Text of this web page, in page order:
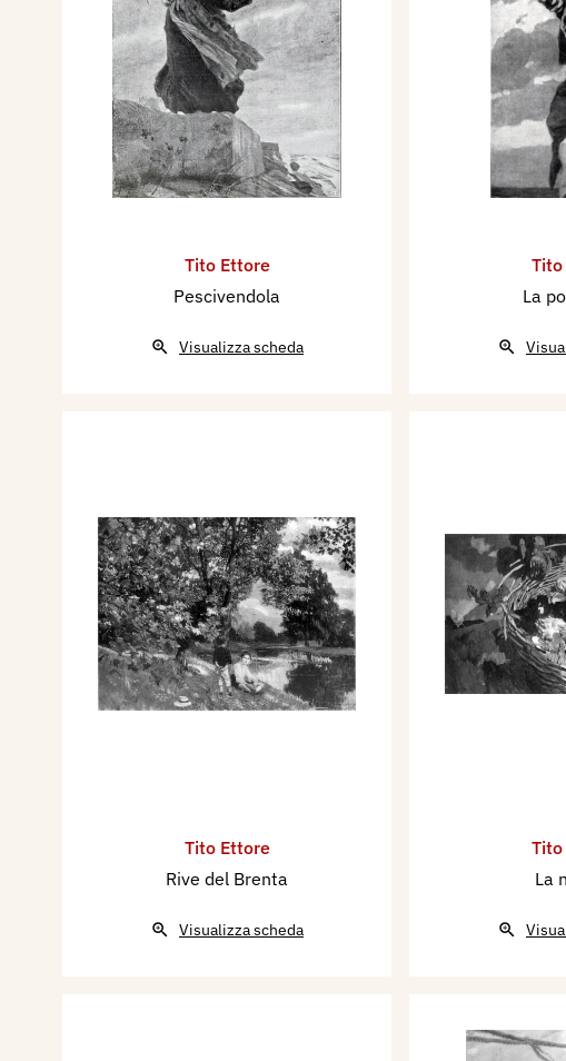
Tito Ettore
Pescivendola
Visualizza scheda
La
Tito Ettore
Rive del Brenta
Visualizza scheda
La